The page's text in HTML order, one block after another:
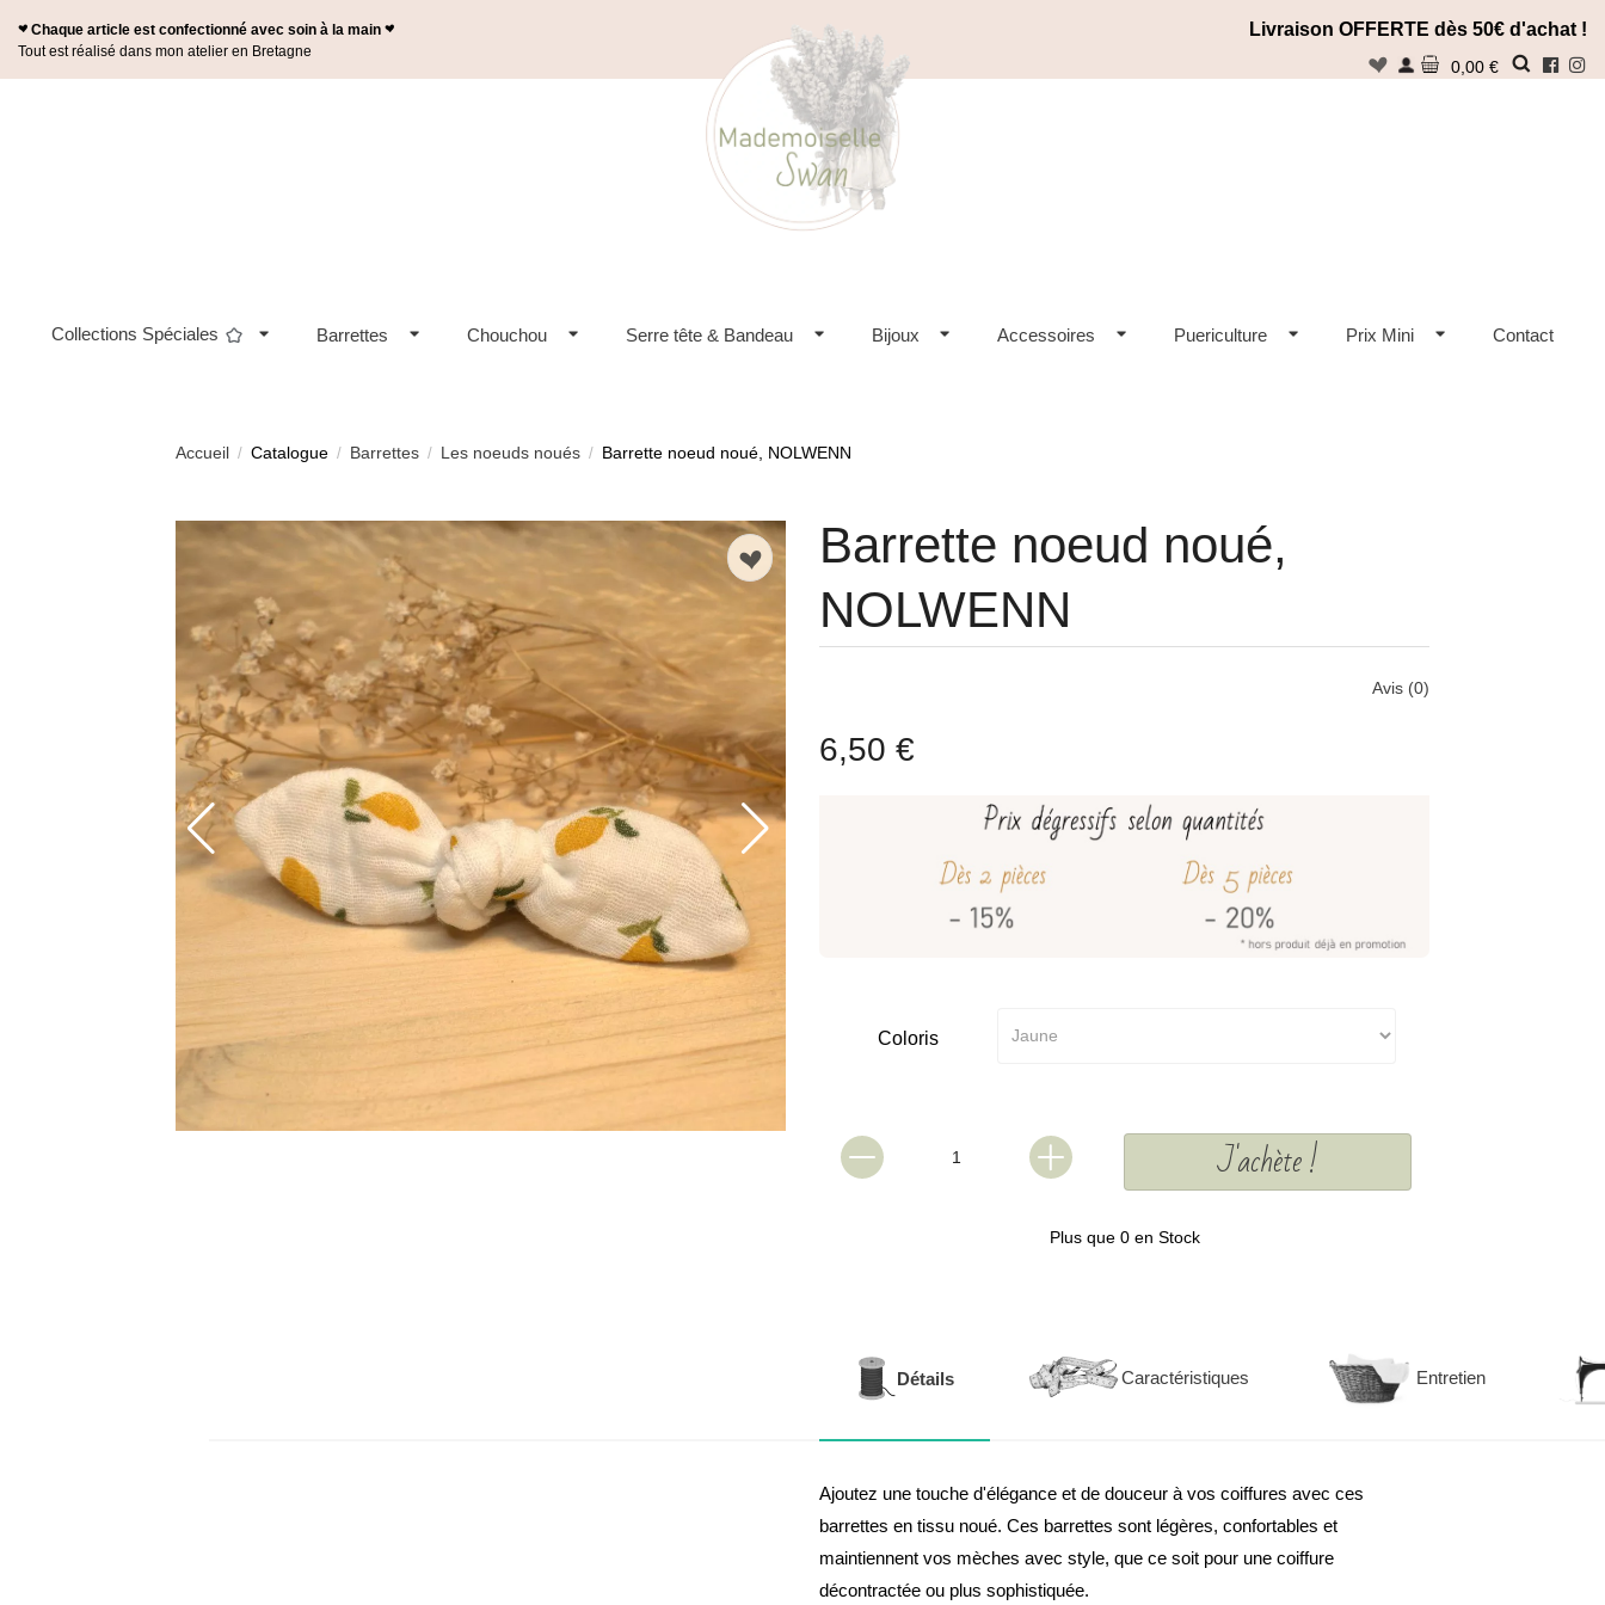
n Chaque article est confectionné avec soin à la main n Livraison OFFERTE dès 50€ d'achat !
Tout est réalisé dans mon atelier en Bretagne
n 0,00 €
Collections Spéciales Barrettes Chouchou Serre tête & Bandeau Bijoux Accessoires Puericulture Prix Mini Contact
Accueil / Catalogue / Barrettes / Les noeuds noués / Barrette noeud noué, NOLWENN
n
Barrette noeud noué,
NOLWENN
Avis (0)
6,50 €
Coloris
J'achète !
Plus que 0 en Stock
Détails Caractéristiques Entretien
Ajoutez une touche d'élégance et de douceur à vos coiffures avec ces
barrettes en tissu noué. Ces barrettes sont légères, confortables et
maintiennent vos mèches avec style, que ce soit pour une coiffure
décontractée ou plus sophistiquée.